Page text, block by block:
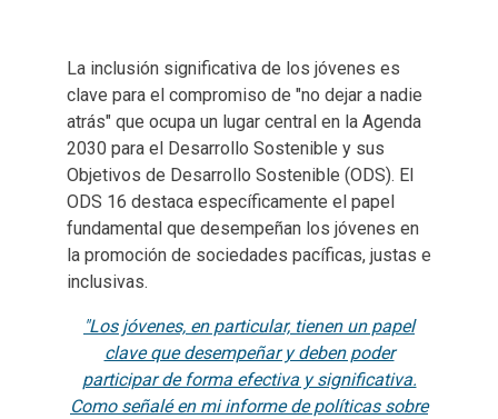
La inclusión significativa de los jóvenes es
clave para el compromiso de "no dejar a nadie
atrás" que ocupa un lugar central en la Agenda
2030 para el Desarrollo Sostenible y sus
Objetivos de Desarrollo Sostenible (ODS). El
ODS 16 destaca específicamente el papel
fundamental que desempeñan los jóvenes en
la promoción de sociedades pacíficas, justas e
inclusivas.
"Los jóvenes, en particular, tienen un papel
clave que desempeñar y deben poder
participar de forma efectiva y significativa.
Como señalé en mi informe de políticas sobre